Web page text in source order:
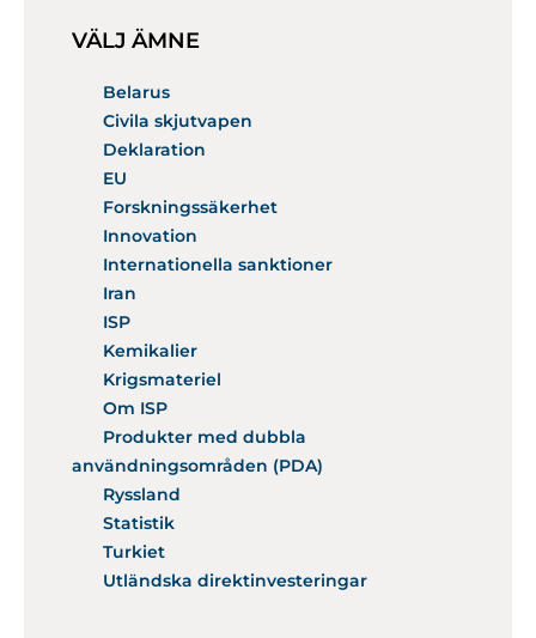
VÄLJ ÄMNE
Belarus
Civila skjutvapen
Deklaration
EU
Forskningssäkerhet
Innovation
Internationella sanktioner
Iran
ISP
Kemikalier
Krigsmateriel
Om ISP
Produkter med dubbla
användningsområden (PDA)
Ryssland
Statistik
Turkiet
Utländska direktinvesteringar